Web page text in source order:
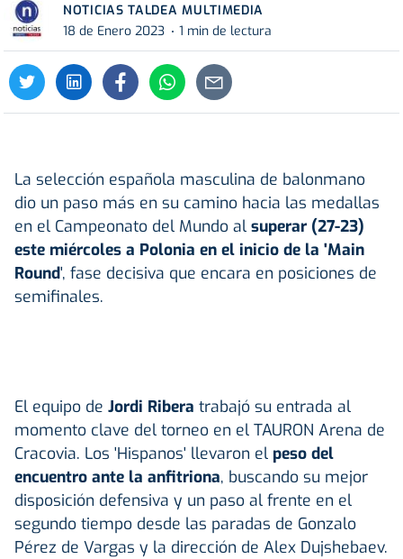
NOTICIAS TALDEA MULTIMEDIA
18 de Enero 2023
1 min de lectura
La selección española masculina de balonmano
dio un paso más en su camino hacia las medallas
en el Campeonato del Mundo al superar (27-23)
este miércoles a Polonia en el inicio de la 'Main
Round', fase decisiva que encara en posiciones de
semifinales.
El equipo de Jordi Ribera trabajó su entrada al
momento clave del torneo en el TAURON Arena de
Cracovia. Los 'Hispanos' llevaron el peso del
encuentro ante la anfitriona, buscando su mejor
disposición defensiva y un paso al frente en el
segundo tiempo desde las paradas de Gonzalo
Pérez de Vargas y la dirección de Alex Dujshebaev.